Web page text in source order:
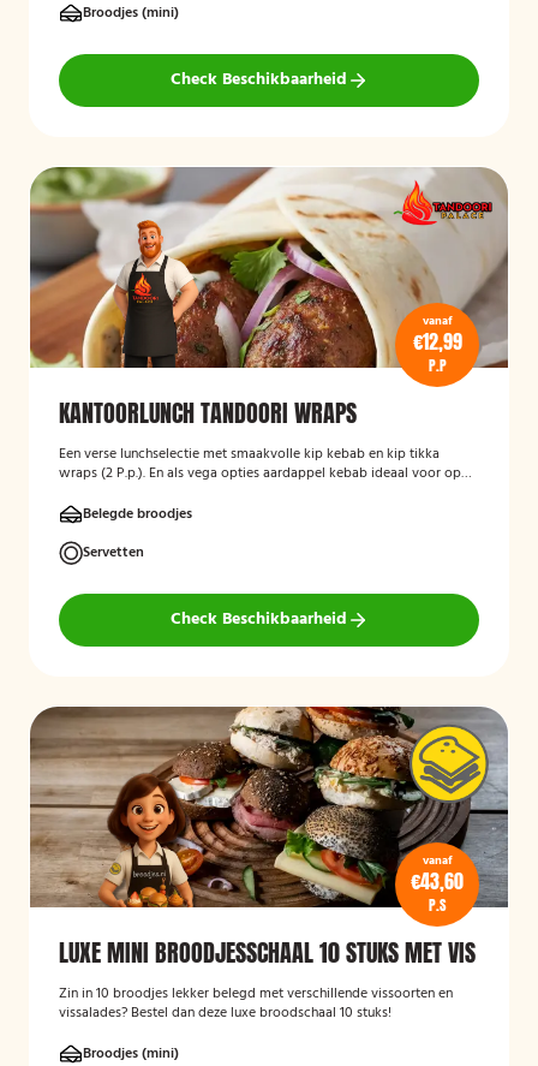
Broodjes (mini)
Check Beschikbaarheid
vanaf
€12,99
P.P
KANTOORLUNCH TANDOORI WRAPS
Een verse lunchselectie met smaakvolle kip kebab en kip tikka
wraps (2 P.p.). En als vega opties aardappel kebab ideaal voor op
(HALAL)
Belegde broodjes
Servetten
Check Beschikbaarheid
vanaf
€43,60
P.S
LUXE MINI BROODJESSCHAAL 10 STUKS MET VIS
Zin in 10 broodjes lekker belegd met verschillende vissoorten en
vissalades? Bestel dan deze luxe broodschaal 10 stuks!
Broodjes (mini)